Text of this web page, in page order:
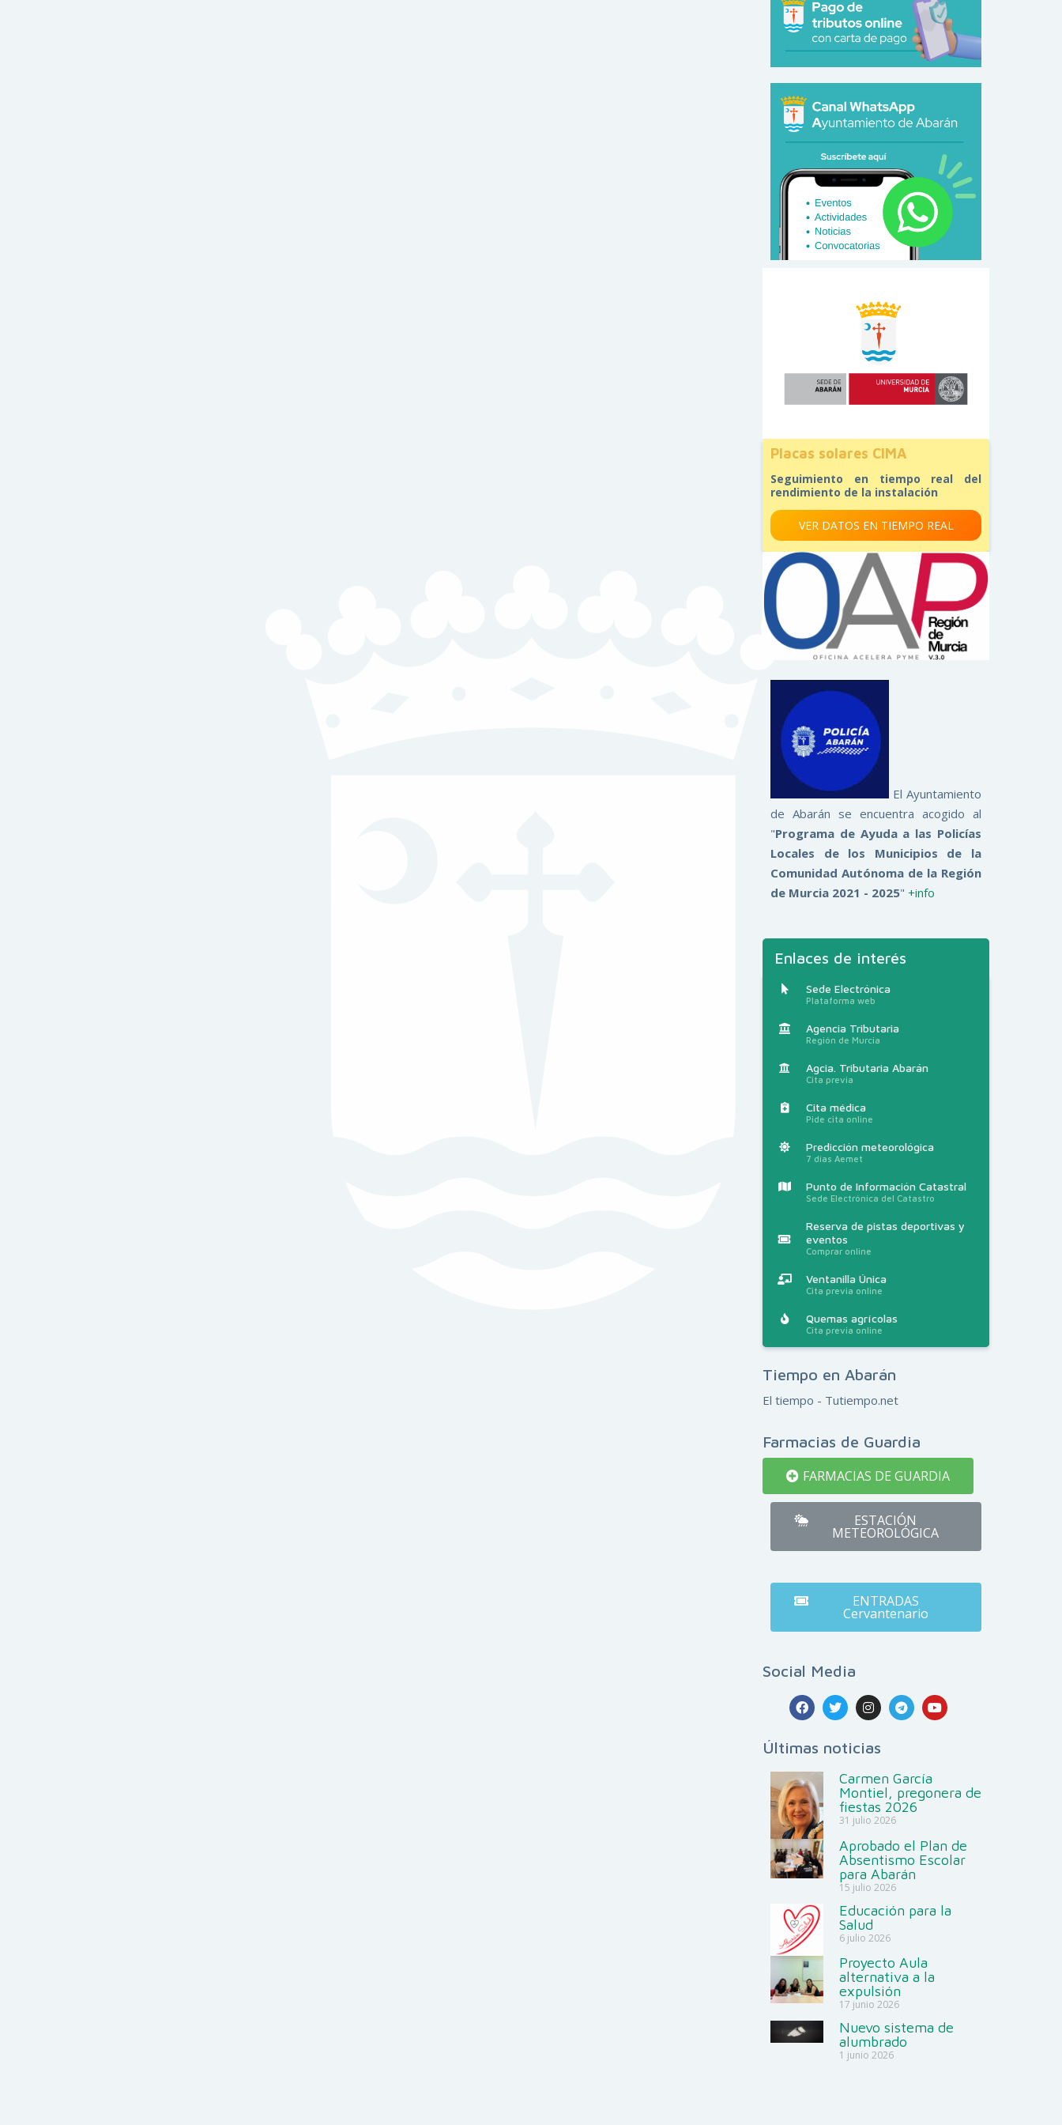
Placas solares CIMA
Seguimiento en tiempo real del
rendimiento de la instalación
VER DATOS EN TIEMPO REAL
El Ayuntamiento
de Abarán se encuentra acogido al
"Programa de Ayuda a las Policías
Locales de los Municipios de la
Comunidad Autónoma de la Región
de Murcia 2021 - 2025" +info
Enlaces de interés
Sede Electrónica
Plataforma web
Agencia Tributaria
Región de Murcia
Agcia. Tributaria Abarán
Cita previa
Cita médica
Pide cita online
Predicción meteorológica
7 días Aemet
Punto de Información Catastral
Sede Electrónica del Catastro
Reserva de pistas deportivas y
eventos
Comprar online
Ventanilla Única
Cita previa online
Quemas agrícolas
Cita previa online
Tiempo en Abarán
El tiempo - Tutiempo.net
Farmacias de Guardia
FARMACIAS DE GUARDIA
ESTACIÓN
METEOROLÓGICA
ENTRADAS
Cervantenario
Social Media
Últimas noticias
Carmen García
Montiel, pregonera de
fiestas 2026
31 julio 2026
Aprobado el Plan de
Absentismo Escolar
para Abarán
15 julio 2026
Educación para la
Salud
6 julio 2026
Proyecto Aula
alternativa a la
expulsión
17 junio 2026
Nuevo sistema de
alumbrado
1 junio 2026